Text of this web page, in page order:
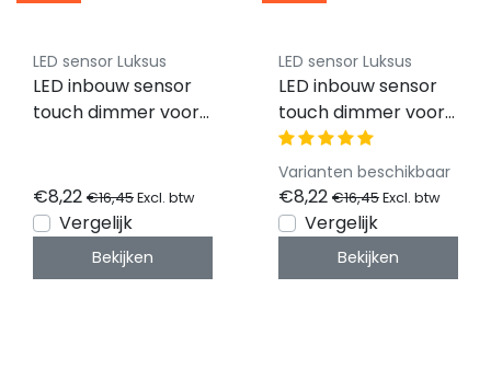
LED sensor Luksus
LED inbouw sensor
touch dimmer voor
WIT
€8,22 €16,45Excl. btw
Vergelijk
Bekijken
LED sensor Luksus
LED inbouw sensor
touch dimmer voor
enkel kleurige LED
strips - STD004A
ZWART
Varianten beschikbaar
€8,22 €16,45Excl. btw
Vergelijk
Bekijken